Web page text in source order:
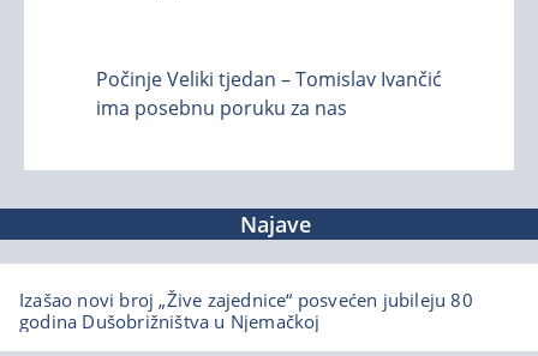
Počinje Veliki tjedan – Tomislav Ivančić
ima posebnu poruku za nas
Najave
Izašao novi broj „Žive zajednice“ posvećen jubileju 80
godina Dušobrižništva u Njemačkoj